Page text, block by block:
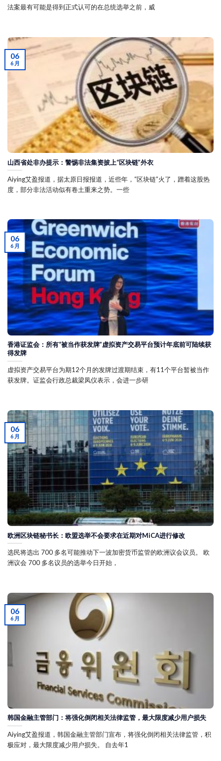
法案最有可能是得到正式认可的在总统选举之前，威
山西省处非办提示：警惕非法集资披上“区块链”外衣
Aiying艾盈报道，据太原日报报道，近些年，“区块链”火了，蹭着这股热
度，部分非法活动似有卷土重来之势。一些
06
6 月
香港证监会：所有“被当作获发牌”虚拟资产交易平台预计年底前可陆续获
得发牌
虚拟资产交易平台为期12个月的发牌过渡期结束，有11个平台暂被当作
获发牌。证监会行政总裁梁凤仪表示，会进一步研
06
6 月
欧洲区块链秘书长：欧盟选举不会要求在近期对MiCA进行修改
选民将选出 700 多名可能推动下一波加密货币监管的欧洲议会议员。 欧
洲议会 700 多名议员的选举今日开始，
06
6 月
韩国金融主管部门：将强化倒闭相关法律监管，最大限度减少用户损失
Aiying艾盈报道，韩国金融主管部门宣布，将强化倒闭相关法律监管，积
极应对，最大限度减少用户损失。 自去年1
06
6 月